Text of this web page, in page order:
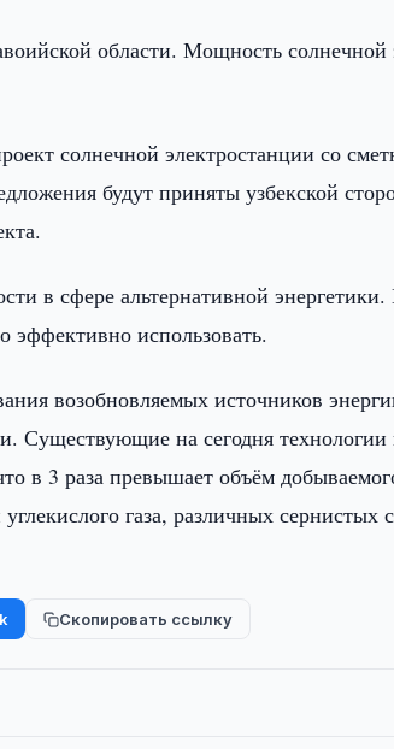
области. Мощность солнечной
солнечной электростанции со
будут приняты узбекской
в сфере альтернативной энергетики.
эффективно использовать.
возобновляемых источников
Существующие на сегодня
в 3 раза превышает объём
газа, различных сернистых
Скопировать ссылку